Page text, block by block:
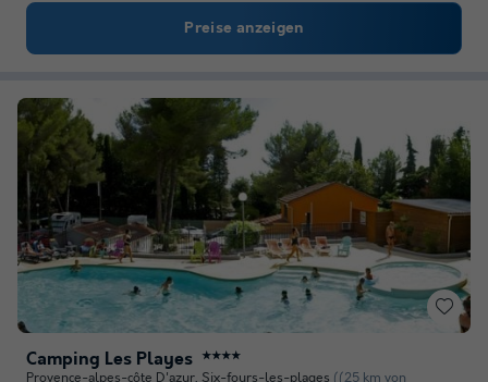
Preise anzeigen
Camping Les Playes ★★★★
Provence-alpes-côte D'azur, Six-fours-les-plages ((25 km von